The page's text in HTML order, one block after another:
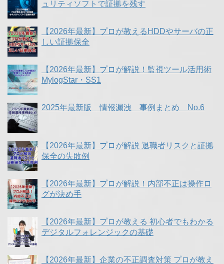
ュリティソフトで証拠を残す
【2026年最新】プロが教えるHDDやサーバの正
しい証拠保全
【2026年最新】プロが解説！監視ツール活用術
MylogStar・SS1
2025年最新版 情報漏洩 事例まとめ No.6
【2026年最新】プロが解説 退職者リスクと証拠
保全の失敗例
【2026年最新】プロが解説！内部不正は操作ロ
グが決め手
【2026年最新】プロが教える 初心者でもわかる
デジタルフォレンジックの基礎
【2026年最新】企業の不正調査対策 プロが教え